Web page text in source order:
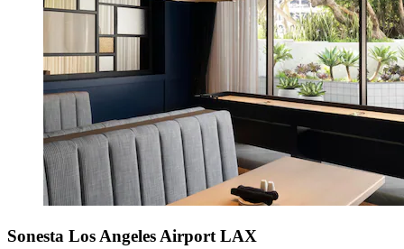
Sonesta Los Angeles Airport LAX